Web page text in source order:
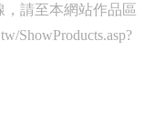
請至本網站作品區
ShowProducts.asp?